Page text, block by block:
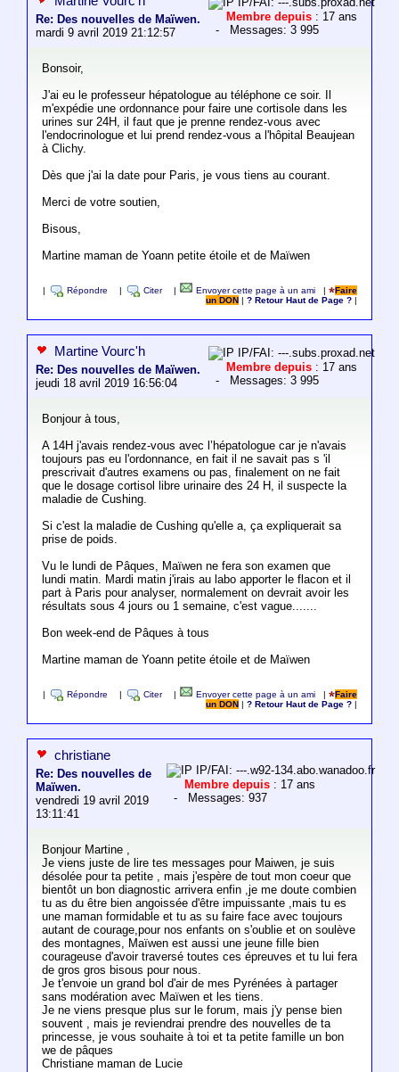
Re: Des nouvelles de Maïwen.
mardi 9 avril 2019 21:12:57
Membre depuis : 17 ans
- Messages: 3 995
Bonsoir,
J'ai eu le professeur hépatologue au téléphone ce soir. Il
m'expédie une ordonnance pour faire une cortisole dans les
urines sur 24H, il faut que je prenne rendez-vous avec
l'endocrinologue et lui prend rendez-vous a l'hôpital Beaujean
à Clichy.
Dès que j'ai la date pour Paris, je vous tiens au courant.
Merci de votre soutien,
Bisous,
Martine maman de Yoann petite étoile et de Maïwen
Répondre Citer Envoyer cette page à un ami |
Faire
un DON
|? Retour Haut de Page ?
Martine Vourc'h
Re: Des nouvelles de Maïwen.
jeudi 18 avril 2019 16:56:04
IP/FAI: ---.subs.proxad.net
Membre depuis : 17 ans
- Messages: 3 995
Bonjour à tous,
A 14H j'avais rendez-vous avec l’hépatologue car je n'avais
toujours pas eu l'ordonnance, en fait il ne savait pas s 'il
prescrivait d'autres examens ou pas, finalement on ne fait
que le dosage cortisol libre urinaire des 24 H, il suspecte la
maladie de Cushing.
Si c'est la maladie de Cushing qu'elle a, ça expliquerait sa
prise de poids.
Vu le lundi de Pâques, Maïwen ne fera son examen que
lundi matin. Mardi matin j'irais au labo apporter le flacon et il
part à Paris pour analyser, normalement on devrait avoir les
résultats sous 4 jours ou 1 semaine, c'est vague.......
Bon week-end de Pâques à tous
Martine maman de Yoann petite étoile et de Maïwen
Répondre Citer Envoyer cette page à un ami |
Faire
un DON
|? Retour Haut de Page ?
christiane
Re: Des nouvelles de
Maïwen.
vendredi 19 avril 2019
13:11:41
IP/FAI: ---.w92-134.abo.wanadoo.fr
Membre depuis : 17 ans
- Messages: 937
Bonjour Martine ,
Je viens juste de lire tes messages pour Maiwen, je suis
désolée pour ta petite , mais j'espère de tout mon coeur que
bientôt un bon diagnostic arrivera enfin ,je me doute combien
tu as du être bien angoissée d'être impuissante ,mais tu es
une maman formidable et tu as su faire face avec toujours
autant de courage,pour nos enfants on s'oublie et on soulève
des montagnes, Maïwen est aussi une jeune fille bien
courageuse d'avoir traversé toutes ces épreuves et tu lui fera
de gros gros bisous pour nous.
Je t'envoie un grand bol d'air de mes Pyrénées à partager
sans modération avec Maïwen et les tiens.
Je ne viens presque plus sur le forum, mais j'y pense bien
souvent , mais je reviendrai prendre des nouvelles de ta
princesse, je vous souhaite à toi et ta petite famille un bon
we de pâques
Christiane maman de Lucie